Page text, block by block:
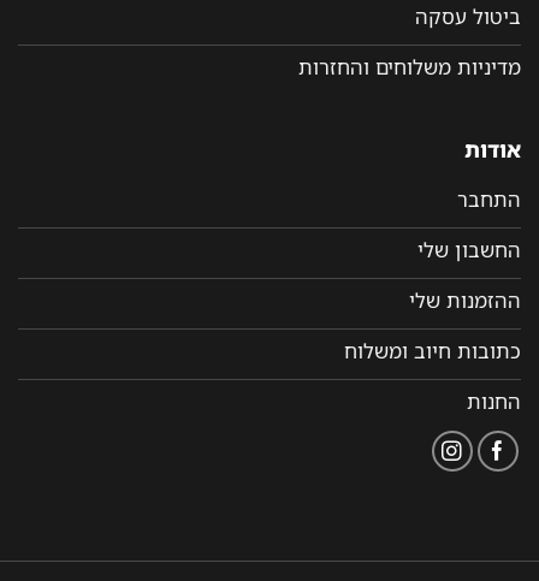
ביטול עסקה
מדיניות משלוחים והחזרות
אודות
התחבר
החשבון שלי
ההזמנות שלי
כתובות חיוב ומשלוח
החנות